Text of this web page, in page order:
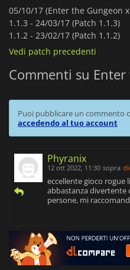
05/10/17 (Enter the Gungeon x
1.1.3 - 24/03/17 (Patch 1.1.3)
1.1.2 - 23/02/17 (Patch 1.1.2)
Vedi patch precedenti
Commenti su
Puoi pubblicare un commento
accedendo al tuo account
Phyranix
12 ott 2022, 11:30 sopra
eccellente gioco rogue
abbastanza divertente
persone, mi